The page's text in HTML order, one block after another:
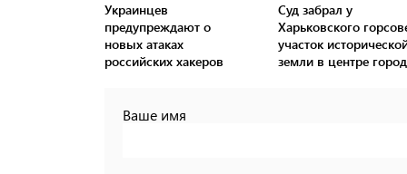
Украинцев
предупреждают о
новых атаках
российских хакеров
Суд забрал у
Харьковского
участок
земли в центре
Ваше имя